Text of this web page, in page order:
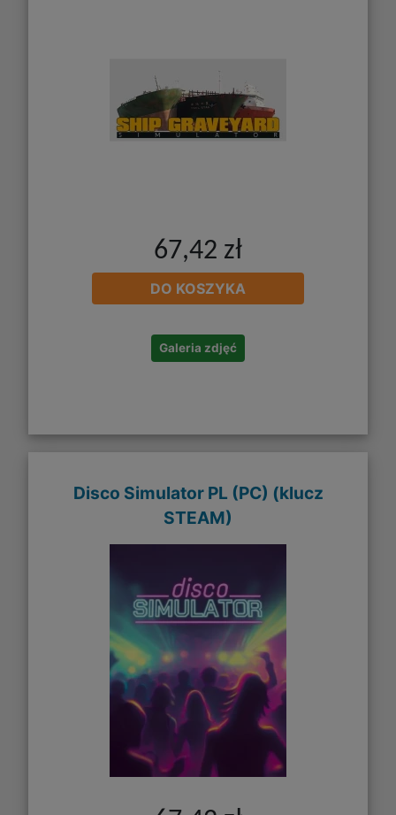
67,42 zł
DO KOSZYKA
Galeria zdjęć
Disco Simulator PL (PC) (klucz
STEAM)